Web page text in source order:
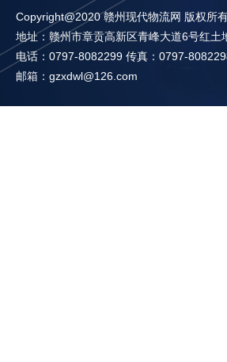
Copyright@2020 赣州现代物流网 版权所
地址：赣州市章贡高新区青峰大道6号红
电话：0797-8082299 传真：0797-
邮箱：gzxdwl@126.com